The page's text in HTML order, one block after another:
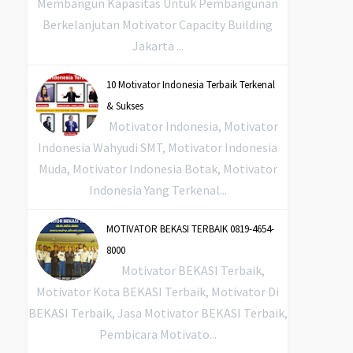
Membangun Kapasitas Untuk Pembangunan
Berkelanjutan Motivator Capacity Building
Jakarta ...
10 Motivator Indonesia Terbaik Terkenal
& Sukses
Motivator Indonesia, Motivator
Indonesia Wahyudi SMT, Motivator Indonesia
Muda, Motivator Indonesia Botak, Motivator
Indonesia Yang Terkenal...
MOTIVATOR BEKASI TERBAIK 0819-4654-
8000
Motivator BEKASI Terbaik,
Motivator Kota BEKASI Terbaik, Motivator Di
BEKASI Terbaik, Jasa Motivator BEKASI Terbaik,
Pembicara Motivato...